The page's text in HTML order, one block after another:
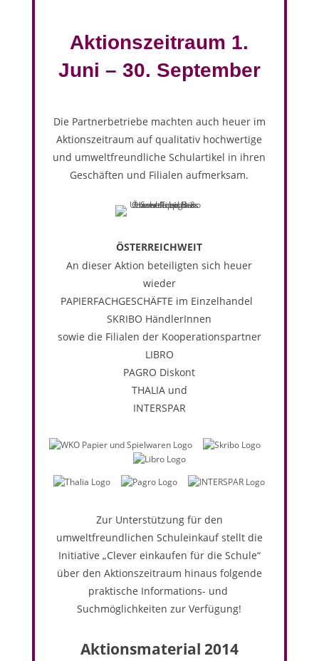
Aktionszeitraum 1.
Juni – 30. September
Die Partnerbetriebe machten auch heuer im
Aktionszeitraum auf qualitativ hochwertige
und umweltfreundliche Schulartikel in ihren
Geschäften und Filialen aufmerksam.
ÖSTERREICHWEIT
An dieser Aktion beteiligten sich heuer
wieder
PAPIERFACHGESCHÄFTE im Einzelhandel
SKRIBO HändlerInnen
sowie die Filialen der Kooperationspartner
LIBRO
PAGRO Diskont
THALIA und
INTERSPAR
Zur Unterstützung für den
umweltfreundlichen Schuleinkauf stellt die
Initiative „Clever einkaufen für die Schule“
über den Aktionszeitraum hinaus folgende
praktische Informations- und
Suchmöglichkeiten zur Verfügung!
Aktionsmaterial 2014